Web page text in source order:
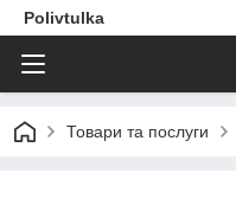
Polivtulka
Товари та послуги